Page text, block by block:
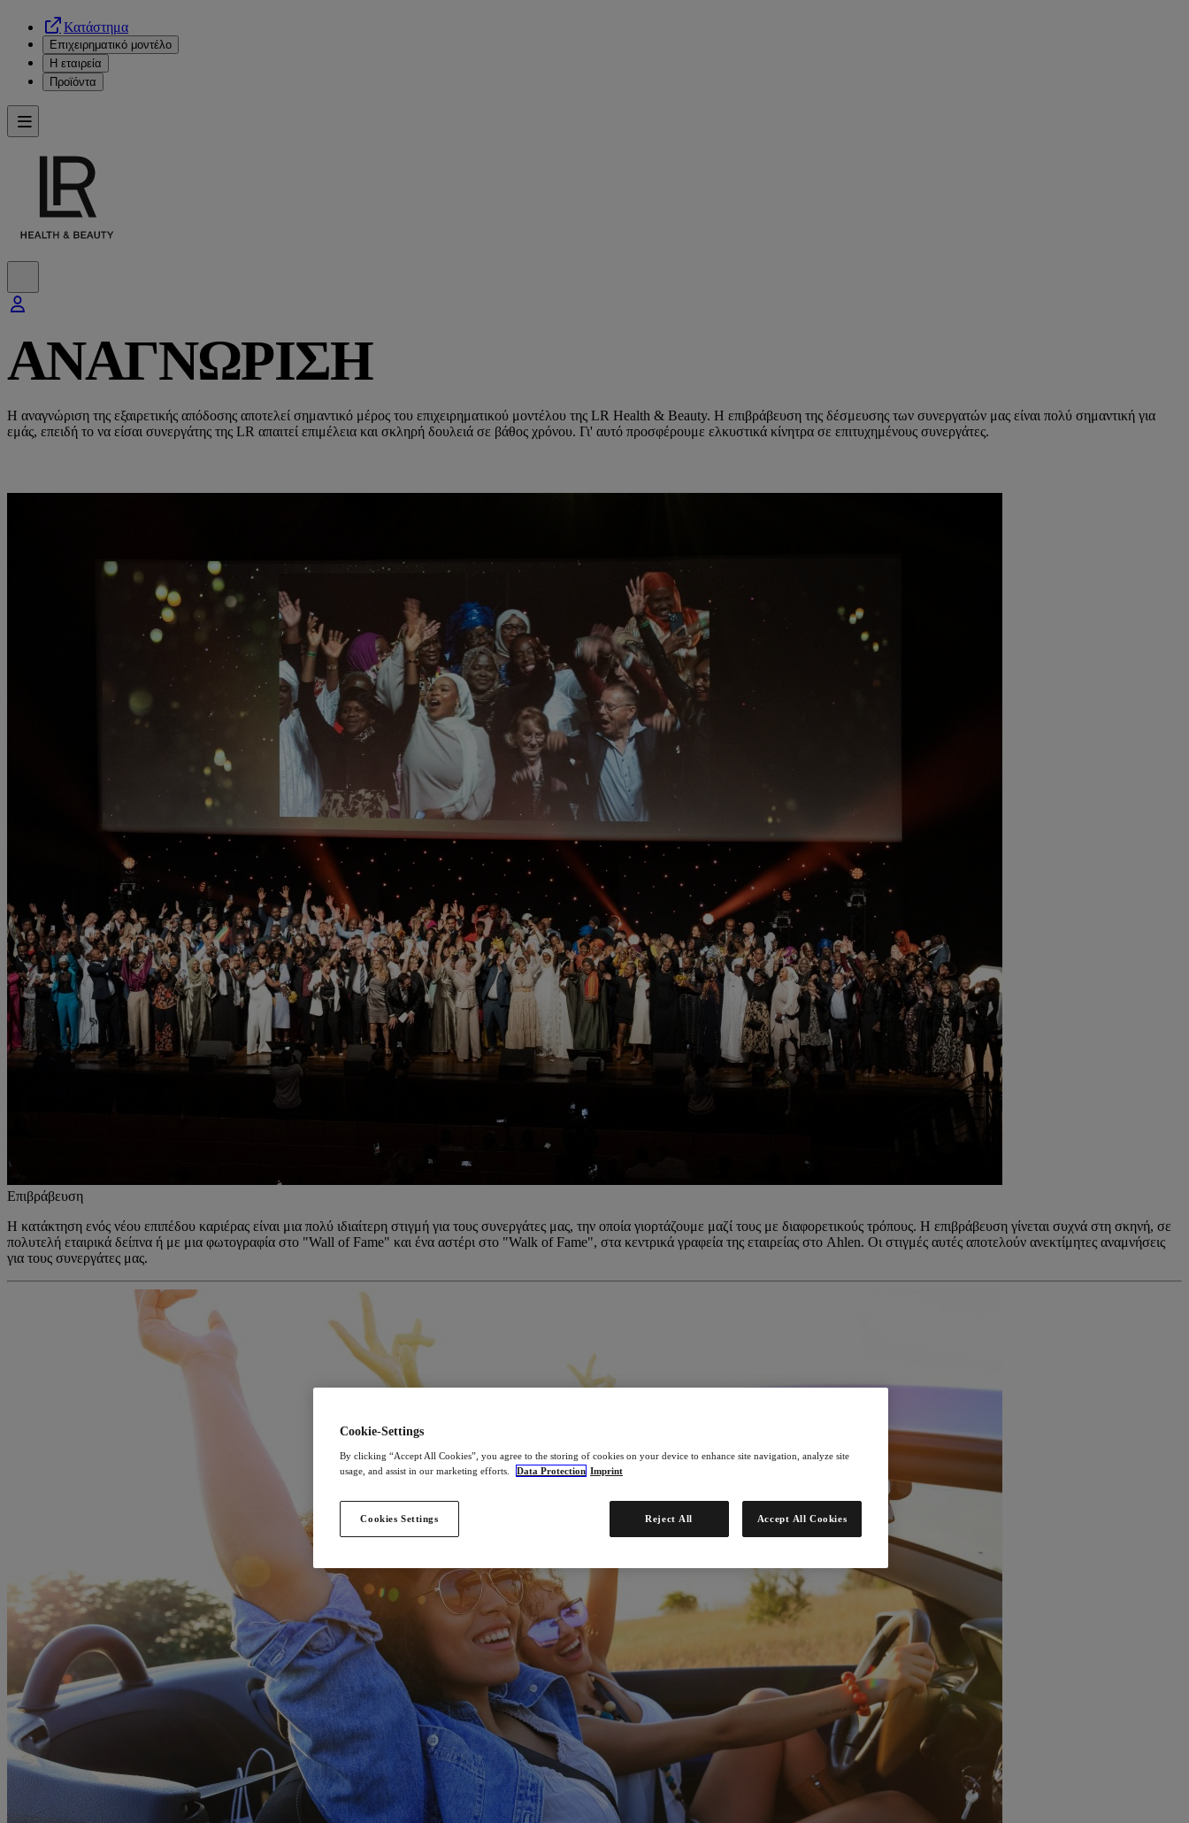
Κατάστημα
Επιχειρηματικό μοντέλο
Η εταιρεία
Προϊόντα
ΑΝΑΓΝΩΡΙΣΗ
Η αναγνώριση της εξαιρετικής απόδοσης αποτελεί σημαντικό μέρος του επιχειρηματικού μοντέλου της LR Health & Beauty. Η επιβράβευση της δέσμευσης των συνεργατών μας είναι πολύ σημαντική για
εμάς, επειδή το να είσαι συνεργάτης της LR απαιτεί επιμέλεια και σκληρή δουλειά σε βάθος χρόνου. Γι' αυτό προσφέρουμε ελκυστικά κίνητρα σε επιτυχημένους συνεργάτες.
Επιβράβευση
Η κατάκτηση ενός νέου επιπέδου καριέρας είναι μια πολύ ιδιαίτερη στιγμή για τους συνεργάτες μας, την οποία γιορτάζουμε μαζί τους με διαφορετικούς τρόπους. Η επιβράβευση γίνεται συχνά στη σκηνή, σε
πολυτελή εταιρικά δείπνα ή με μια φωτογραφία στο "Wall of Fame" και ένα αστέρι στο "Walk of Fame", στα κεντρικά γραφεία της εταιρείας στο Ahlen. Οι στιγμές αυτές αποτελούν ανεκτίμητες αναμνήσεις
για τους συνεργάτες μας.
Cookie-Settings
By clicking “Accept All Cookies”, you agree to the storing of cookies on your device to enhance site navigation, analyze site
usage, and assist in our marketing efforts.
Data Protection Imprint
Cookies Settings Reject All Accept All Cookies